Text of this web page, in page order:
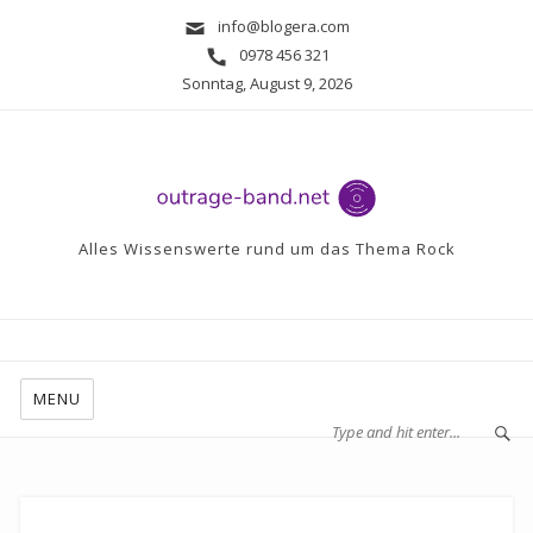
info@blogera.com
0978 456 321
Sonntag, August 9, 2026
Alles Wissenswerte rund um das Thema Rock
MENU